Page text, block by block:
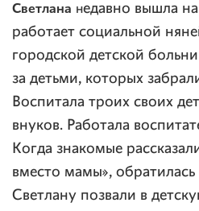
Светлана недавно вышла
работает социальной
городской детской
за детьми, которых
Воспитала троих своих
внуков. Работала
Когда знакомые
вместо мамы»,
Светлану позвали в